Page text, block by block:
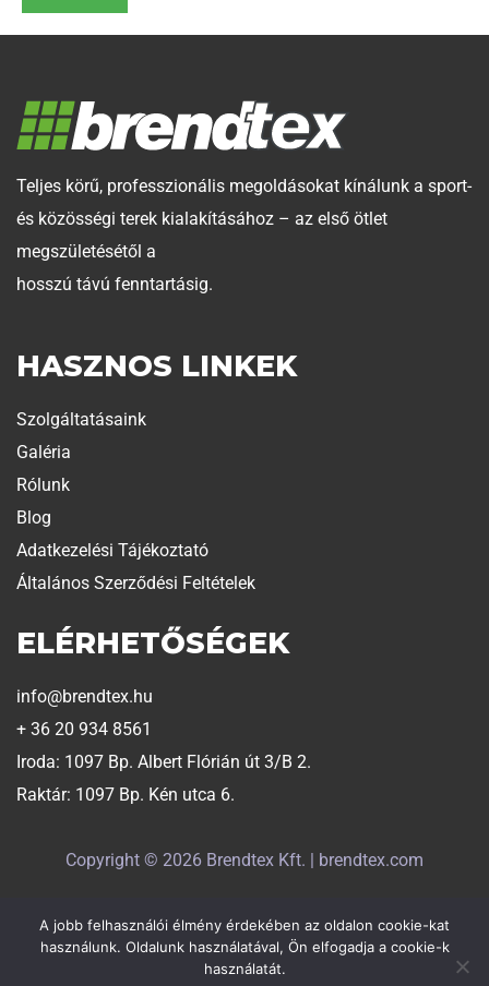
Teljes körű, professzionális megoldásokat kínálunk a sport-
és közösségi terek kialakításához – az első ötlet
megszületésétől a
hosszú távú fenntartásig.
HASZNOS LINKEK
Szolgáltatásaink
Galéria
Rólunk
Blog
Adatkezelési Tájékoztató
Általános Szerződési Feltételek
ELÉRHETŐSÉGEK
info@brendtex.hu
+ 36 20 934 8561
Iroda: 1097 Bp. Albert Flórián út 3/B 2.
Raktár: 1097 Bp. Kén utca 6.
Copyright © 2026 Brendtex Kft. | brendtex.com
Weboldalt készítette:Exaline
A jobb felhasználói élmény érdekében az oldalon cookie-kat
használunk. Oldalunk használatával, Ön elfogadja a cookie-k
használatát.